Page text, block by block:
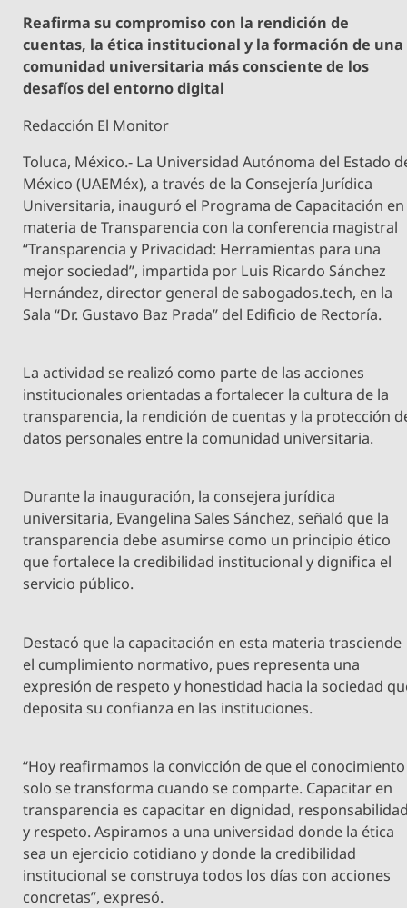
Reafirma su compromiso con la rendición de
cuentas, la ética institucional y la formación de una
comunidad universitaria más consciente de los
desafíos del entorno digital
Redacción El Monitor
Toluca, México.- La Universidad Autónoma del Estado
México (UAEMéx), a través de la Consejería Jurídica
Universitaria, inauguró el Programa de Capacitación en
materia de Transparencia con la conferencia magistral
“Transparencia y Privacidad: Herramientas para una
mejor sociedad”, impartida por Luis Ricardo Sánchez
Hernández, director general de sabogados.tech, en la
Sala “Dr. Gustavo Baz Prada” del Edificio de Rectoría.
La actividad se realizó como parte de las acciones
institucionales orientadas a fortalecer la cultura de la
transparencia, la rendición de cuentas y la protección
datos personales entre la comunidad universitaria.
Durante la inauguración, la consejera jurídica
universitaria, Evangelina Sales Sánchez, señaló que la
transparencia debe asumirse como un principio ético
que fortalece la credibilidad institucional y dignifica el
servicio público.
Destacó que la capacitación en esta materia trasciende
el cumplimiento normativo, pues representa una
expresión de respeto y honestidad hacia la sociedad
deposita su confianza en las instituciones.
“Hoy reafirmamos la convicción de que el conocimiento
solo se transforma cuando se comparte. Capacitar en
transparencia es capacitar en dignidad,
y respeto. Aspiramos a una universidad donde la ética
sea un ejercicio cotidiano y donde la credibilidad
institucional se construya todos los días con acciones
concretas”, expresó.